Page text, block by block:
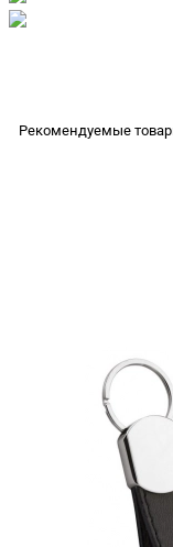
Рекомендуемые